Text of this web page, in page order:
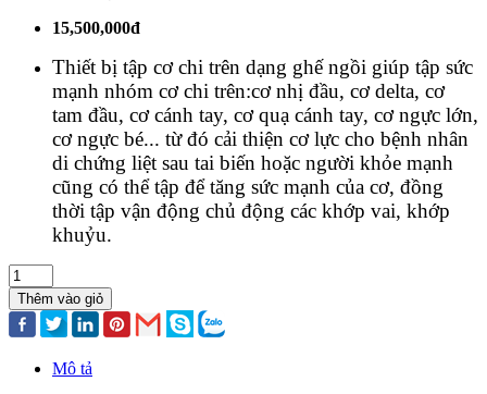
15,500,000đ
Thiết bị tập cơ chi trên dạng ghế ngồi giúp tập sức
mạnh nhóm cơ chi trên:cơ nhị đầu, cơ delta, cơ
tam đầu, cơ cánh tay, cơ quạ cánh tay, cơ ngực lớn,
cơ ngực bé... từ đó cải thiện cơ lực cho bệnh nhân
di chứng liệt sau tai biến hoặc người khỏe mạnh
cũng có thể tập để tăng sức mạnh của cơ, đồng
thời tập vận động chủ động các khớp vai, khớp
khuỷu.
Thêm vào giỏ
Mô tả